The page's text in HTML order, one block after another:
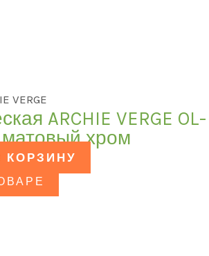
VERGE
ARCHIE VERGE OL-
матовый хром
КОРЗИНУ